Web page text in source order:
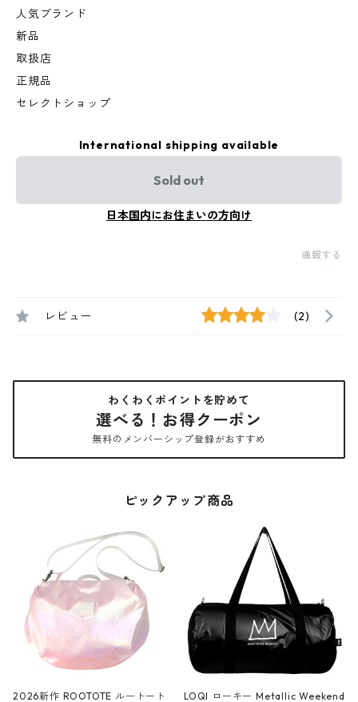
人気ブランド
新品
取扱店
正規品
セレクトショップ
International shipping available
Sold out
日本国内にお住まいの方向け
通報する
レビュー (2)
わくわくポイントを貯めて
選べる！お得クーポン
無料のメンバーシップ登録がおすすめ
ピックアップ商品
2026新作 ROOTOTE ルートート LOQI ローキー Metallic Weekend